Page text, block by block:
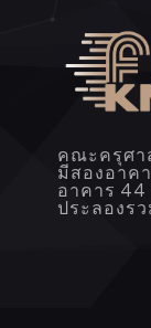
คณะครุศา
มีสองอาค
อาคาร 44
ประลองร